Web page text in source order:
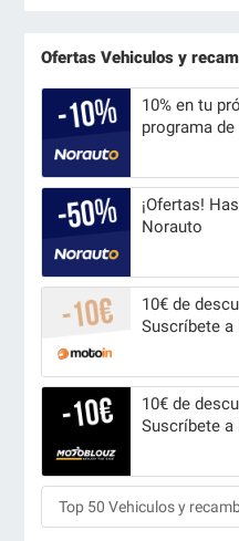
Ofertas Vehiculos y
10% en tu
programa
¡Ofertas!
Norauto
10€ de
Suscríbete
10€ de
Suscríbete
Top 50 Vehiculos y